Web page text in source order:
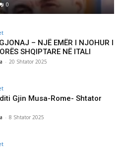
0
– NJË EMËR I NJOHUR I
SHQIPTARE NË ITALI
- 20 Shtator 2025
Gjin Musa-Rome- Shtator
- 8 Shtator 2025